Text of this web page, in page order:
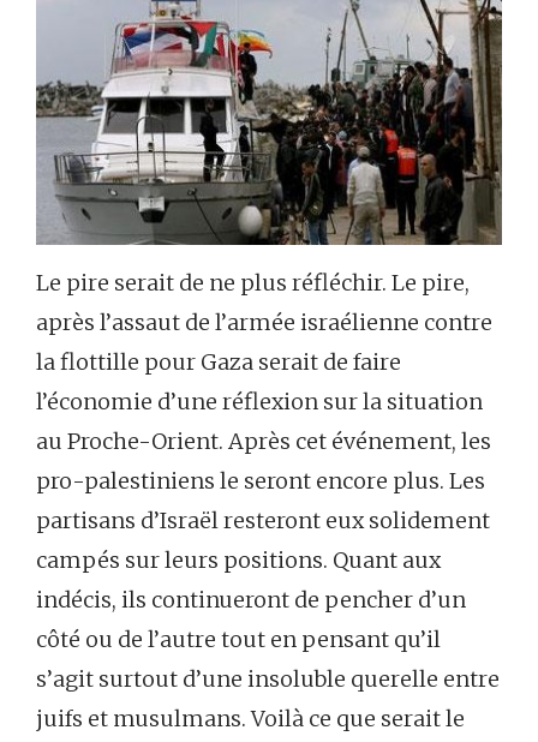
Le pire serait de ne plus réfléchir. Le pire,
après l’assaut de l’armée israélienne contre
la flottille pour Gaza serait de faire
l’économie d’une réflexion sur la situation
au Proche-Orient. Après cet événement, les
pro-palestiniens le seront encore plus. Les
partisans d’Israël resteront eux solidement
campés sur leurs positions. Quant aux
indécis, ils continueront de pencher d’un
côté ou de l’autre tout en pensant qu’il
s’agit surtout d’une insoluble querelle entre
juifs et musulmans. Voilà ce que serait le